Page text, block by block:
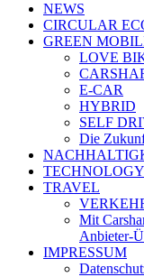
NEWS
CIRCULAR
GREEN
LOVE
E-CAR
HYBRID
SELF
Die
TECHNOLOGY
TRAVEL
Mit
Anbieter-
IMPRESSUM